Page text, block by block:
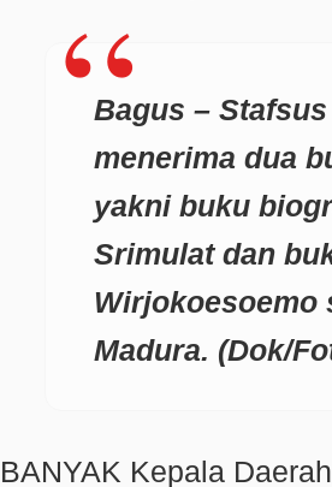
Bagus –
menerima dua
yakni buku
Srimulat dan
Wirjokoesoemo
Madura. (Dok/
BANYAK Kepala